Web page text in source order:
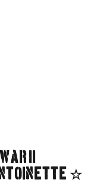
II
☆